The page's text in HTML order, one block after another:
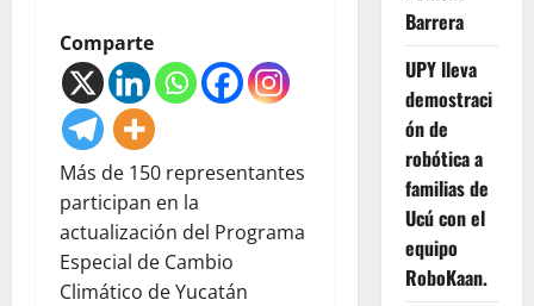
Comparte
Más de 150 representantes
participan en la
actualización del Programa
Especial de Cambio
Climático de Yucatán
Barrera
UPY lleva
demostraci
ón de
robótica a
familias de
Ucú con el
equipo
RoboKaan.